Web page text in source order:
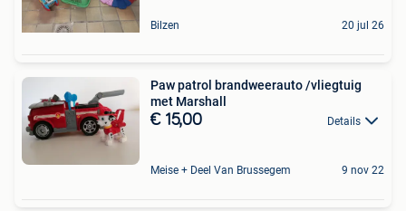
Bilzen 20 jul 26
Paw patrol brandweerauto /vliegtuig
met Marshall
€ 15,00 Details
Meise + Deel Van Brussegem 9 nov 22